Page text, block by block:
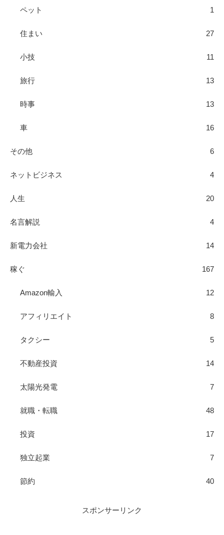
ペット 1
住まい 27
小技 11
旅行 13
時事 13
車 16
その他 6
ネットビジネス 4
人生 20
名言解説 4
新電力会社 14
稼ぐ 167
Amazon輸入 12
アフィリエイト 8
タクシー 5
不動産投資 14
太陽光発電 7
就職・転職 48
投資 17
独立起業 7
節約 40
スポンサーリンク